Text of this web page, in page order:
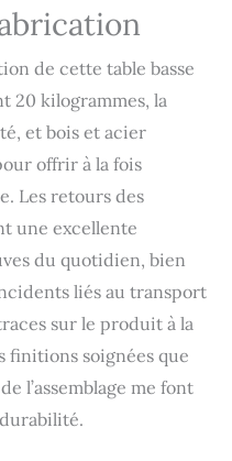
rangement a été
conçue dans un
souci de forme et
de fonction. Elle
s'intègre avec
élégance dans
salle de séjour. Son
esthétique
agréable se
combine avec les
besoins pratiques
du 21e siècle, ce
meuble de salon et
un centre de
divertissement
QUALITÉ MOTIVÉE
de cette table basse
20 kilogrammes, la
et bois et acier
offrir à la fois
Les retours des
une excellente
du quotidien, bien
liés au transport
sur le produit à la
finitions soignées que
l’assemblage me font